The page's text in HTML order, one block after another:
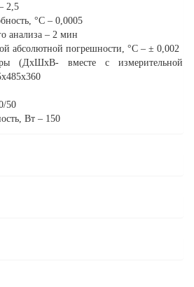
2,5
°C – 0,0005
анализа – 2 мин
абсолютной погрешности, °C – ± 0,002
(ДхШхВ- вместе с измерительной
50
Вт – 150